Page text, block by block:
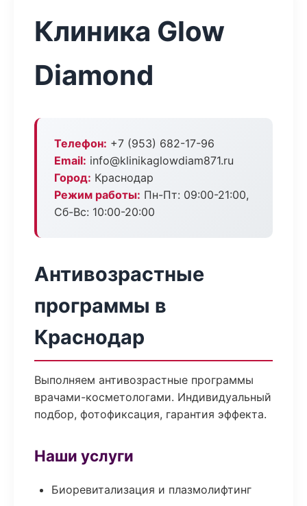
Клиника Glow
Diamond
Телефон: +7 (953) 682-17-96
Email: info@klinikaglowdiam871.ru
Город: Краснодар
Режим работы: Пн-Пт: 09:00-21:00,
Сб-Вс: 10:00-20:00
Антивозрастные
программы в
Краснодар
Выполняем антивозрастные программы
врачами-косметологами. Индивидуальный
подбор, фотофиксация, гарантия эффекта.
Наши услуги
Биоревитализация и плазмолифтинг